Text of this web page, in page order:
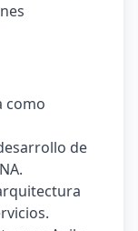
como
de